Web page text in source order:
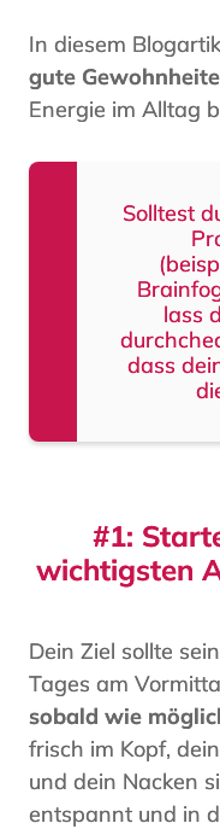
In diesem
gute
Energie im Alltag
Solltest
lass
dass
#1:
wichtigsten
Dein Ziel sollte
Tages am
sobald wie
frisch im Kopf,
und dein Nacken
entspannt und in